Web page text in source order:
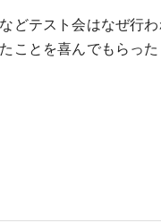
どテスト会はなぜ行
ことを喜んでもらっ